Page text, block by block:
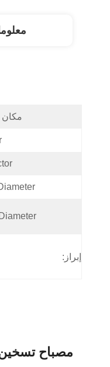
مكان
إبراز:
مصباح تسخين